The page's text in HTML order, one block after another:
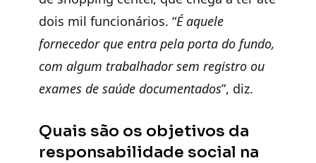
dois mil funcionários. “É aquele
fornecedor que entra pela porta do fundo,
com algum trabalhador sem registro ou
exames de saúde documentados”, diz.
Quais são os objetivos da
responsabilidade social na